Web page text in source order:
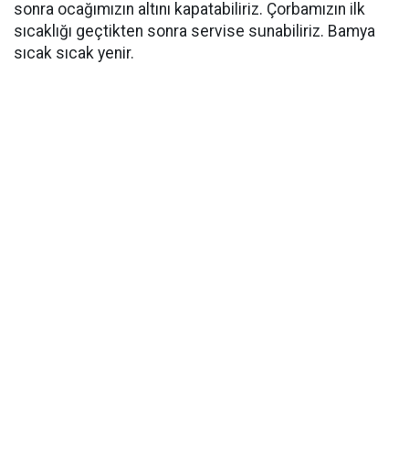
sonra ocağımızın altını kapatabiliriz. Çorbamızın ilk
sıcaklığı geçtikten sonra servise sunabiliriz. Bamya
sıcak sıcak yenir.